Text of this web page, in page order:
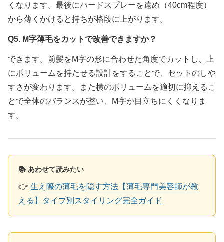
くなります。最後にハードスプレーを遠め（40cm程度）
から薄くかけると持ちが格段に上がります。
Q5. M字薄毛をカットで改善できますか？
できます。前髪をM字の形に合わせた角度でカットし、上
にボリュームを持たせる設計をすることで、セットのしや
すさが変わります。また横のボリュームを適切に抑えるこ
とで全体のバランスが整い、M字が目立ちにくくなりま
す。
📚 あわせて読みたい
👉 生え際の薄毛を隠す方法【薄毛専門美容師が教
える】タイプ別スタイリング完全ガイド